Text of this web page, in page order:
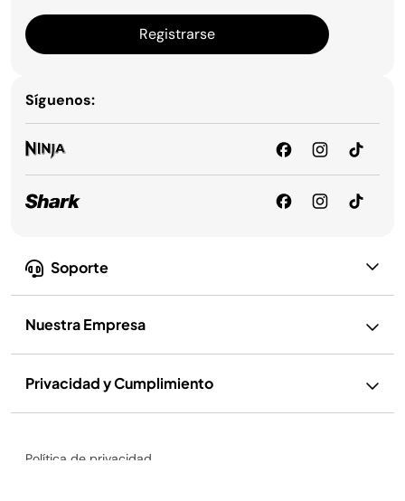
Soporte
Nuestra Empresa
Privacidad y Cumplimiento
Registrarse
Síguenos:
Política de privacidad